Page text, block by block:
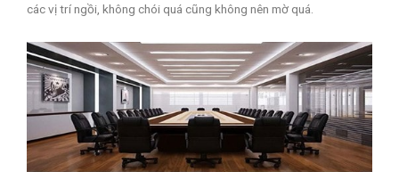
các vị trí ngồi, không chói quá cũng không nên mờ quá.